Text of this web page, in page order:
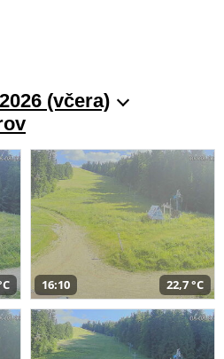
(včera)
16:10 22,7 °C